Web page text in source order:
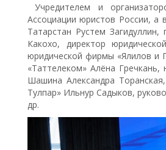
Учредителем и
Ассоциации юристов России, а
Татарстан Рустем
Какохо, директор
юридической фирмы «Ялилов и
«Таттелеком» Алёна
Шашина Александра
Тулпар» Ильнур Садыков,
др.